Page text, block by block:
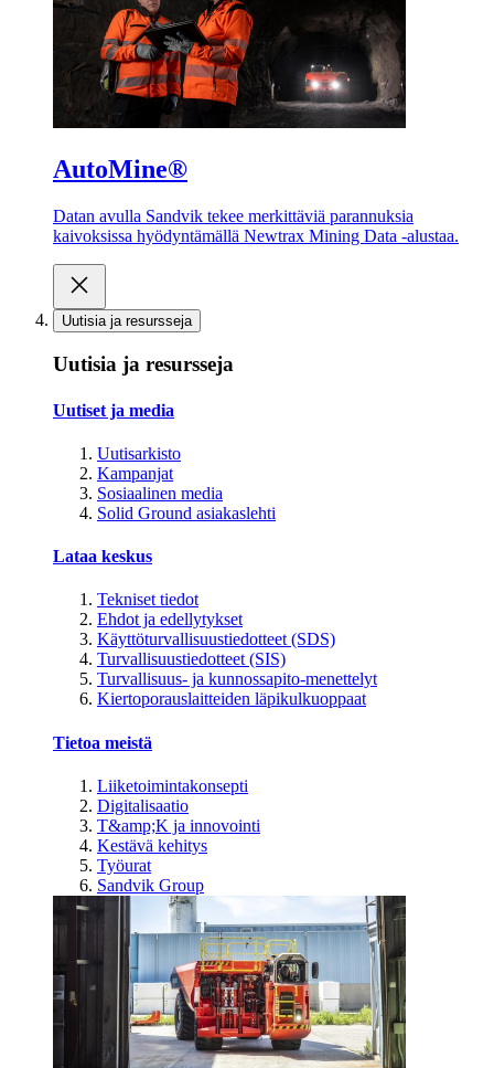
AutoMine®
Datan avulla Sandvik tekee merkittäviä parannuksia
kaivoksissa hyödyntämällä Newtrax Mining Data -alustaa.
Uutisia ja resursseja
Uutisia ja resursseja
Uutiset ja media
Uutisarkisto
Kampanjat
Sosiaalinen media
Solid Ground asiakaslehti
Lataa keskus
Tekniset tiedot
Ehdot ja edellytykset
Käyttöturvallisuustiedotteet (SDS)
Turvallisuustiedotteet (SIS)
Turvallisuus- ja kunnossapito-menettelyt
Kiertoporauslaitteiden läpikulkuoppaat
Tietoa meistä
Liiketoimintakonsepti
Digitalisaatio
T&amp;K ja innovointi
Kestävä kehitys
Työurat
Sandvik Group